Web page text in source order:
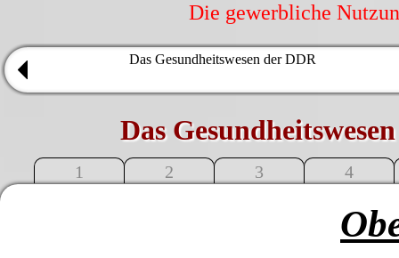
Die gewerbliche
Das Gesundheitswesen der DDR
Das
1 2 3 4